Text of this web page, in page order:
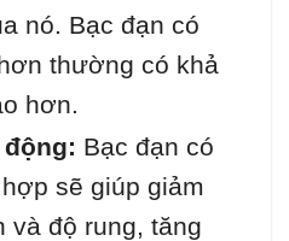
nó. Bạc đạn có
thường có khả
hơn.
Bạc đạn có
sẽ giúp giảm
và độ rung, tăng